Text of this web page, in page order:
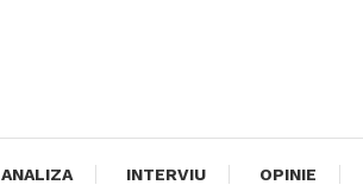
DeBizz
ANALIZA INTERVIU OPINIE